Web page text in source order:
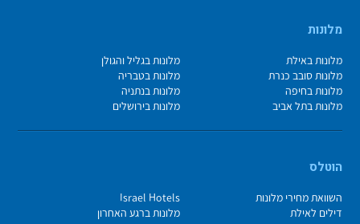
מלונות
מלונות באילת
מלונות בגליל והגולן
מלונות סובב כנרת
מלונות בטבריה
מלונות בחיפה
מלונות בנתניה
מלונות בתל אביב
מלונות בירושלים
הוטלס
השוואת מחירי מלונות
Israel Hotels
דילים לאילת
מלונות ברגע האחרון